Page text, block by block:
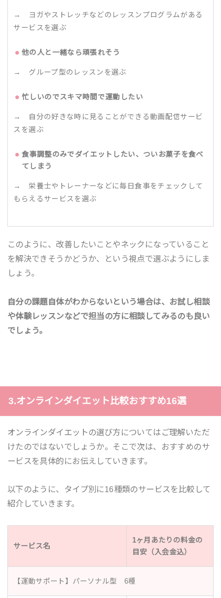
→ ヨガやストレッチなどのレッスンプログラムがある
サービスを選ぶ
他の人と一緒なら頑張れそう
→ グループ型のレッスンを選ぶ
忙しいのでスキマ時間で運動したい
→ 自分の好きな時に見ることができる動画配信サービ
スを選ぶ
食事調整のみでダイエットしたい、ついお菓子を食べ
てしまう
→ 栄養士やトレーナーなどに毎日食事をチェックして
もらえるサービスを選ぶ
このように、改善したいことやネックになっていること
を解決できそうかどうか、という視点で選ぶようにしま
しょう。
自分の課題自体がわからないという場合は、お試し相談
や体験レッスンなどで担当の方に相談してみるのも良い
でしょう。
3.オンラインダイエット比較おすすめ16選
オンラインダイエットの選び方についてはご理解いただ
けたのではないでしょうか。そこで次は、おすすめのサ
ービスを具体的にお伝えしていきます。
以下のように、タイプ別に16種類のサービスを比較して
紹介していきます。
サービス名
1ヶ月あたりの料金の
目安（入会金込）
【運動サポート】パーソナル型 6種